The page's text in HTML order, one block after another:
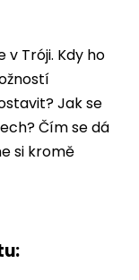
Tróji. Kdy ho
Jak se
Čím se dá
si kromě